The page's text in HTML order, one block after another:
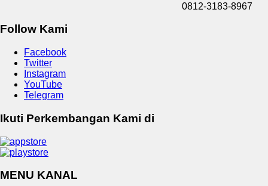
0812-3183-8967
Follow Kami
Facebook
Twitter
Instagram
YouTube
Telegram
Ikuti Perkembangan Kami di
MENU KANAL